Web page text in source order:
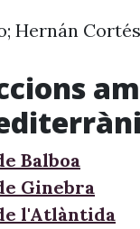
Hernán
Balboa
Ginebra
l'Atlàntida